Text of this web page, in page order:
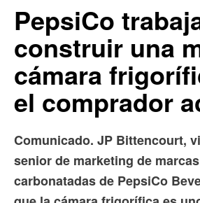
PepsiCo
construir una
cámara
el comprador
Comunicado. JP Bittencourt,
senior de marketing de
carbonatadas de PepsiCo